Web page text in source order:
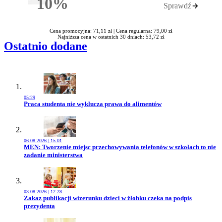
Rabatu Sprawdź
Cena promocyjna: 71,11 zł | Cena regularna: 79,00 zł
Najniższa cena w ostatnich 30 dniach: 53,72 zł
Ostatnio dodane
05:29
Przejdź do artykułu:
Praca studenta nie wyklucza prawa do alimentów
06.08.2026 | 15:01
Przejdź do artykułu:
MEN: Tworzenie miejsc przechowywania telefonów w szkołach to nie
zadanie ministerstwa
03.08.2026 | 12:28
Przejdź do artykułu:
Zakaz publikacji wizerunku dzieci w żłobku czeka na podpis
prezydenta